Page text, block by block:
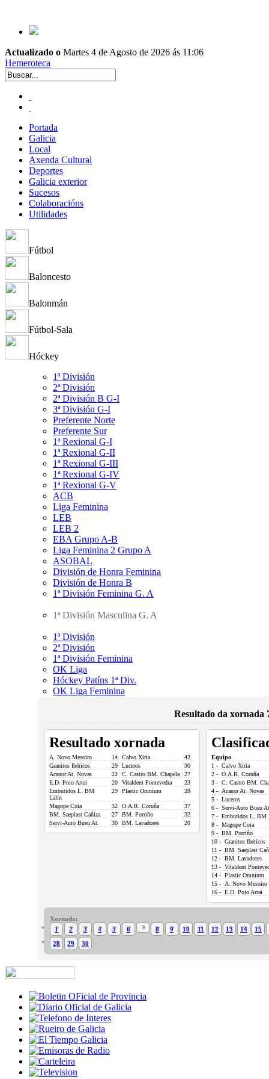
Actualizado o Martes 4 de Agosto de 2026 ás 11:06
Hemeroteca
Portada
Galicia
Local
Axenda Cultural
Deportes
Galicia exterior
Sucesos
Colaboracións
Utilidades
Fútbol
Baloncesto
Balonmán
Fútbol-Sala
Hóckey
1ª División
2ª División
2ª División B G-I
3ª División G-I
Preferente Norte
Preferente Sur
1ª Rexional G-I
1ª Rexional G-II
1ª Rexional G-III
1ª Rexional G-IV
1ª Rexional G-V
ACB
Liga Feminina
LEB
LEB 2
EBA Grupo A-B
Liga Feminina 2 Grupo A
ASOBAL
División de Honra Feminina
División de Honra B
1ª División Feminina G. A
1ª División Masculina G. A
1ª División
2ª División
1ª División Feminina
OK Liga
Hóckey Patíns 1ª Div.
OK Liga Feminina
Resultado da xornada
Resultado xornada
A. Novo Mesoiro 14 Calvo Xiria
42
Granitos Ibéricos
29 Luceros
30
Acanor At. Novas
22 C. Castro BM. Chapela
27
E.D. Poio Artai
20 Vitaldent Pontevedra
23
Embutidos L. BM
Lalín
29 Plastic Omnium 28
Magope Coia 32 O.A.R. Coruña
37
BM. Saeplast Cañiza
27 BM. Porriño
32
Servi-Auto Bueu At.
30 BM. Lavadores 20
Equipo
1 - Calvo Xiria
2 - O.A.R. Coruña
3 - C. Castro BM.
4 - Acanor At. Novas
5 - Luceros
6 - Servi-Auto Bueu
7 - Embutidos L. BM
8 - Magope Coia
9 - BM. Porriño
10 - Granitos Ibéricos
11 - BM. Saeplast
12 - BM. Lavadores
13 - Vitaldent
14 - Plastic Omnium
15 - A. Novo Mesoiro
16 - E.D. Poio Artai
Xornada:
1
2 3 4 5 6 7 8 9 10 11 12 13 14
15
28
29 30